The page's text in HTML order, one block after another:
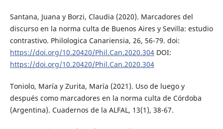
Santana, Juana y Borzi, Claudia (2020). Marcadores del
discurso en la norma culta de Buenos Aires y Sevilla: estudio
contrastivo. Philologica Canariensia, 26, 56-79. doi:
https://doi.org/10.20420/Phil.Can.2020.304DOI:
https://doi.org/10.20420/Phil.Can.2020.304
Toniolo, María y Zurita, María (2021). Uso de luego y
después como marcadores en la norma culta de Córdoba
(Argentina). Cuadernos de la ALFAL, 13(1), 38-67.